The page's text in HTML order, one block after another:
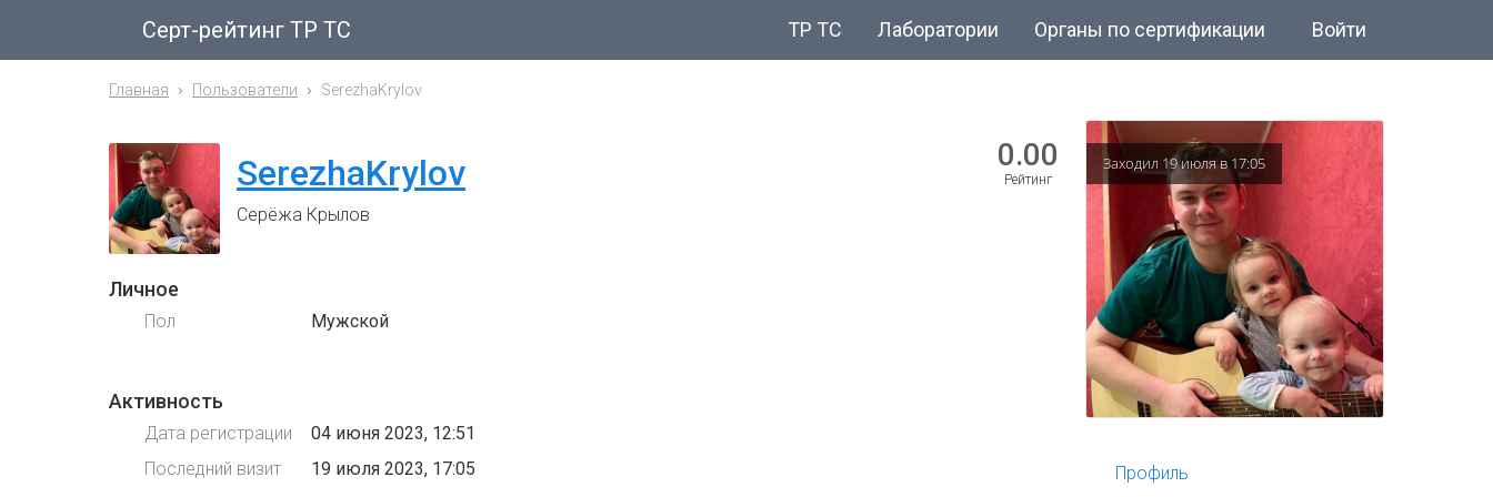
Серт-рейтинг ТР ТС ТР ТС Лаборатории Органы по сертификации Войти
Главная Пользователи SerezhaKrylov
SerezhaKrylov
Серёжа Крылов
0.00
Рейтинг
Личное
Пол Мужской
Активность
Дата регистрации
04 июня 2023, 12:51
Последний визит
19 июля 2023, 17:05
Заходил 19 июля в 17:05
Профиль